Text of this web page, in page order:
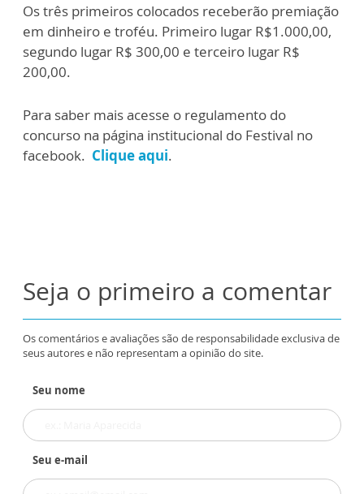
Os três primeiros colocados receberão premiação
em dinheiro e troféu. Primeiro lugar R$1.000,00,
segundo lugar R$ 300,00 e terceiro lugar R$
200,00.
Para saber mais acesse o regulamento do
concurso na página institucional do Festival no
facebook. Clique aqui.
Seja o primeiro a comentar
Os comentários e avaliações são de responsabilidade exclusiva de
seus autores e não representam a opinião do site.
Seu nome
Seu e-mail